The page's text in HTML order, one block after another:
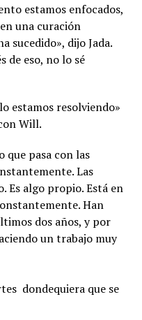
estamos enfocados,
una curación
sucedido», dijo Jada.
de eso, no lo sé
estamos resolviendo»
Will.
que pasa con las
Las
Es algo propio. Está en
Han
dos años, y por
un trabajo muy
dondequiera que se